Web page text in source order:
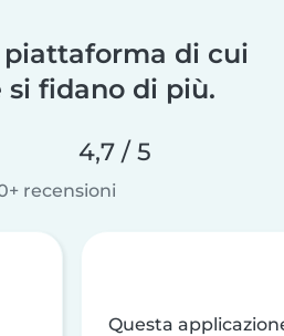
piattaforma di cui
fidano di più.
4,7 / 5
recensioni
Questa